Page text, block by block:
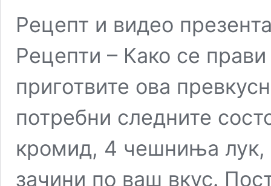
Рецепт и видео
Рецепти – Како се
приготвите ова
потребни следните
кромид, 4 чешниња лук,
зачини по ваш вкус.